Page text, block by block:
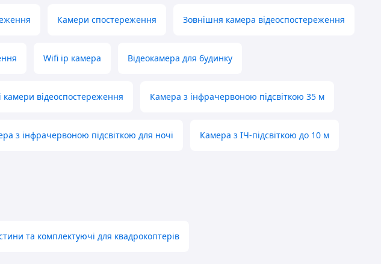
Камери спостереження Зовнішня камера відеоспостереження
Wifi ip камера Відеокамера для будинку
відеоспостереження Камера з інфрачервоною підсвіткою 35 м
з інфрачервоною підсвіткою для ночі Камера з ІЧ-підсвіткою до 10 м
та комплектуючі для квадрокоптерів